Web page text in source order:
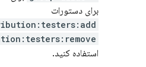
برای دستورات
استفاده کنید.